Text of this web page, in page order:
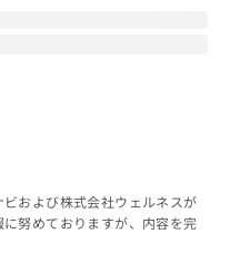
および株式会社ウェルネスが
努めておりますが、内容を完